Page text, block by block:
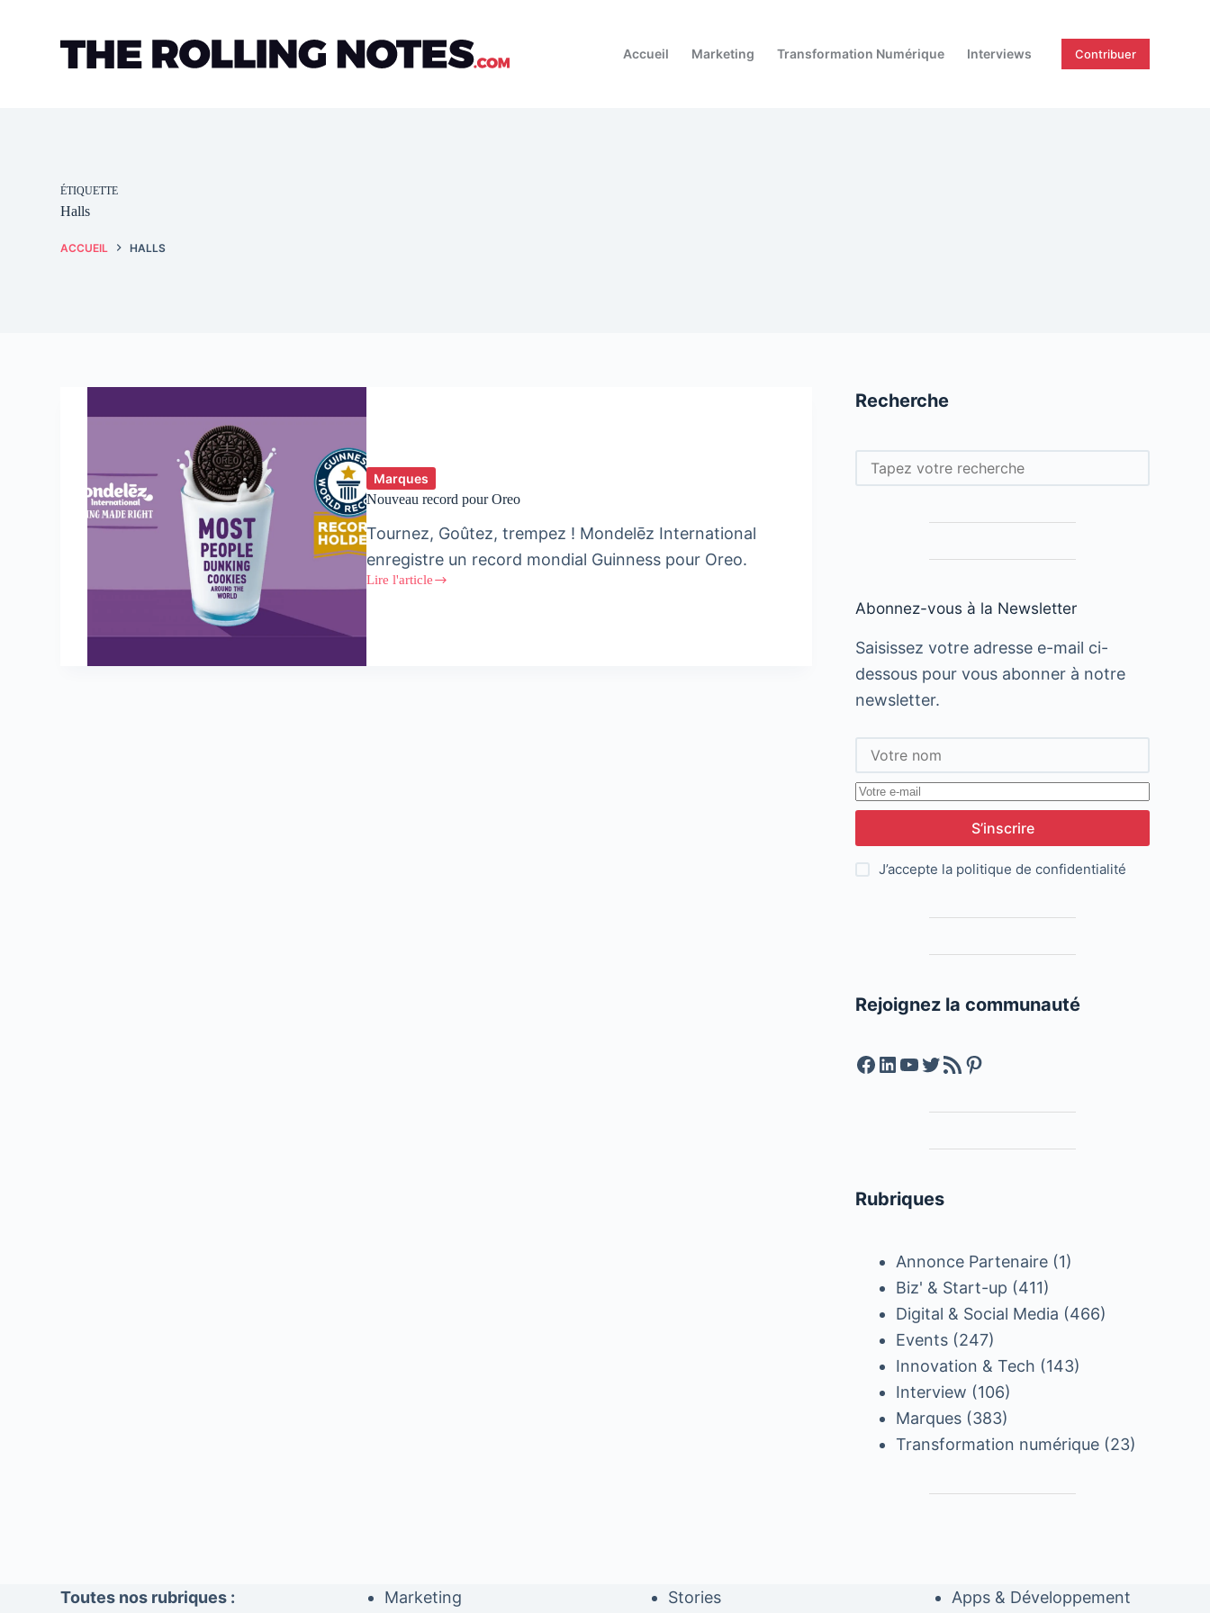
Accueil
Marketing Transformation Numérique Interviews Contribuer
ÉTIQUETTE
Halls
ACCUEIL HALLS
Marques
Nouveau record pour Oreo
Tournez, Goûtez, trempez ! Mondelēz International
enregistre un record mondial Guinness pour Oreo.
Lire l'article
Nouveau
Recherche
Rechercher
Abonnez-vous à la Newsletter
Saisissez votre adresse e-mail ci-
dessous pour vous abonner à notre
newsletter.
S’inscrire
J’accepte la politique de confidentialité
Rejoignez la communauté
Facebook
LinkedIn
YouTube
Twitter
Feed RSSPinterest
Rubriques
Annonce Partenaire (1)
Biz' & Start-up (411)
Digital & Social Media (466)
Events (247)
Innovation & Tech (143)
Interview (106)
Marques (383)
Transformation numérique (23)
Toutes nos rubriques : Marketing Stories Apps & Développement